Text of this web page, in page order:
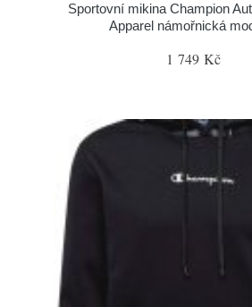
Sportovní mikina Champion
Apparel námořnická
1 749 Kč